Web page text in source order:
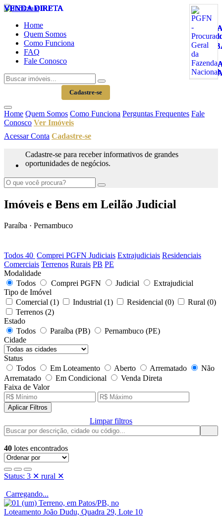
Home
Quem Somos
Como Funciona
FAQ
Fale Conosco
Cadastre-se
Home Quem Somos Como Funciona Perguntas Frequentes Fale
Conosco Ver Imóveis
Acessar Conta Cadastre-se
Cadastre-se para receber informativos de grandes
oportunidades de negócios.
Imóveis e Bens em Leilão Judicial
Paraíba · Pernambuco
Todos 40 Comprei PGFN Judiciais Extrajudiciais Residenciais
Comerciais Terrenos Rurais PB PE
Modalidade
Todos
Comprei PGFN Judicial
Extrajudicial
Tipo de Imóvel
Comercial (1) Industrial (1) Residencial (0) Rural (0)
Terrenos (2)
Estado
Todos
Paraíba (PB)
Pernambuco (PE)
Cidade
Status
Todos
Em Loteamento Aberto Arrematado
Não
Arrematado
Em Condicional
Venda Direta
Faixa de Valor
Aplicar Filtros
Limpar filtros
40 lotes encontrados
Status: 3 ✕ rural ✕
Carregando...
VENDA DIRETA
VENDA DIRETA
VENDA DIRETA
VENDA DIRETA
VENDA DIRETA
VENDA DIRETA
VENDA DIRETA
VENDA DIRETA
VENDA DIRETA
VENDA DIRETA
VENDA DIRETA
VENDA DIRETA
VENDA DIRETA
VENDA DIRETA
VENDA DIRETA
VENDA DIRETA
VENDA DIRETA
VENDA DIRETA
VENDA DIRETA
VENDA DIRETA
VENDA DIRETA
VENDA DIRETA